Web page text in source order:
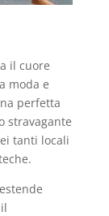
il cuore
moda e
perfetta
stravagante
tanti locali